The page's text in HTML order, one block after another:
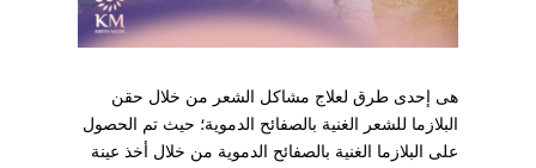
هى إحدى طرق لعلاج مشاكل الشعر من خلال حقن
البلازما للشعر الغنية بالصفائح الدموية؛ حيث تم الحصول
على البلازما الغنية بالصفائح الدموية من خلال أخذ عينة